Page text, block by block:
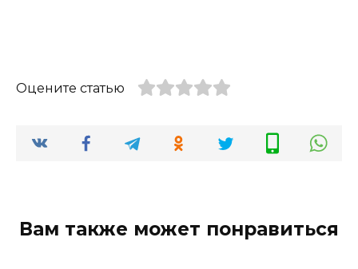
Оцените статью
Вам также может понравиться